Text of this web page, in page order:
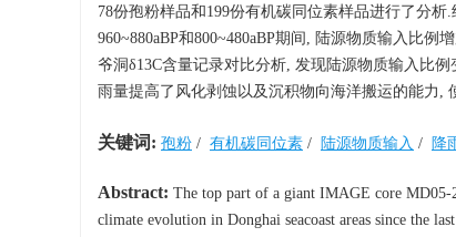
78份孢粉样品和199份有机碳同位素样品进行了分析
960~880aBP和800~480aBP期间, 陆源物质输入比例
爷洞δ13C含量记录对比分析, 发现陆源物质输入比
雨量提高了风化剥蚀以及沉积物向海洋搬运的能力,
关键词: 孢粉 / 有机碳同位素 / 陆源物质输入 / 降
Abstract: The top part of a giant IMAGE core MD05-
climate evolution in Donghai seacoast areas since the